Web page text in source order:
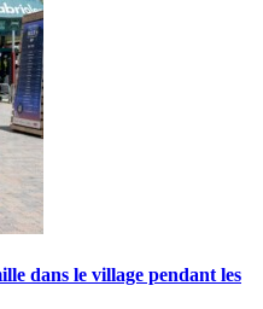
dans le village pendant les